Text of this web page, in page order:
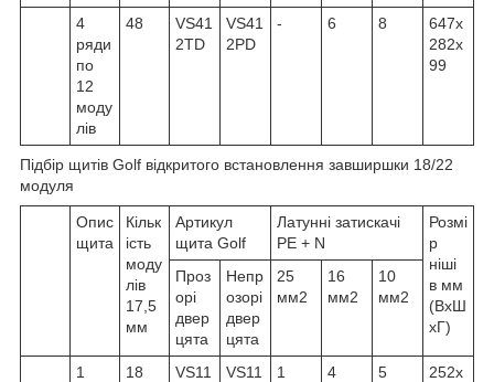
4
ряди
по
12
моду
лів
48
VS41
2TD
VS41
2PD
- 6 8
647x
282x
99
Підбір щитів Golf відкритого встановлення завширшки 18/22
модуля
Опис
щита
Кільк
ість
моду
лів
17,5
мм
Артикул
щита Golf
Латунні затискачі
PE + N
Розмі
р
ніші
в мм
(ВхШ
хГ)
Проз
орі
двер
цята
Непр
озорі
двер
цята
25
мм2
16
мм2
10
мм2
1
18
VS11
VS11
1 4 5
252x